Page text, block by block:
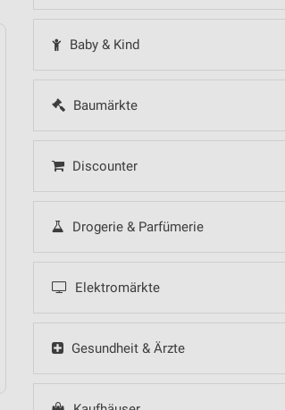
Baby & Kind
Baumärkte
Discounter
Drogerie & Parfümerie
Elektromärkte
Gesundheit & Ärzte